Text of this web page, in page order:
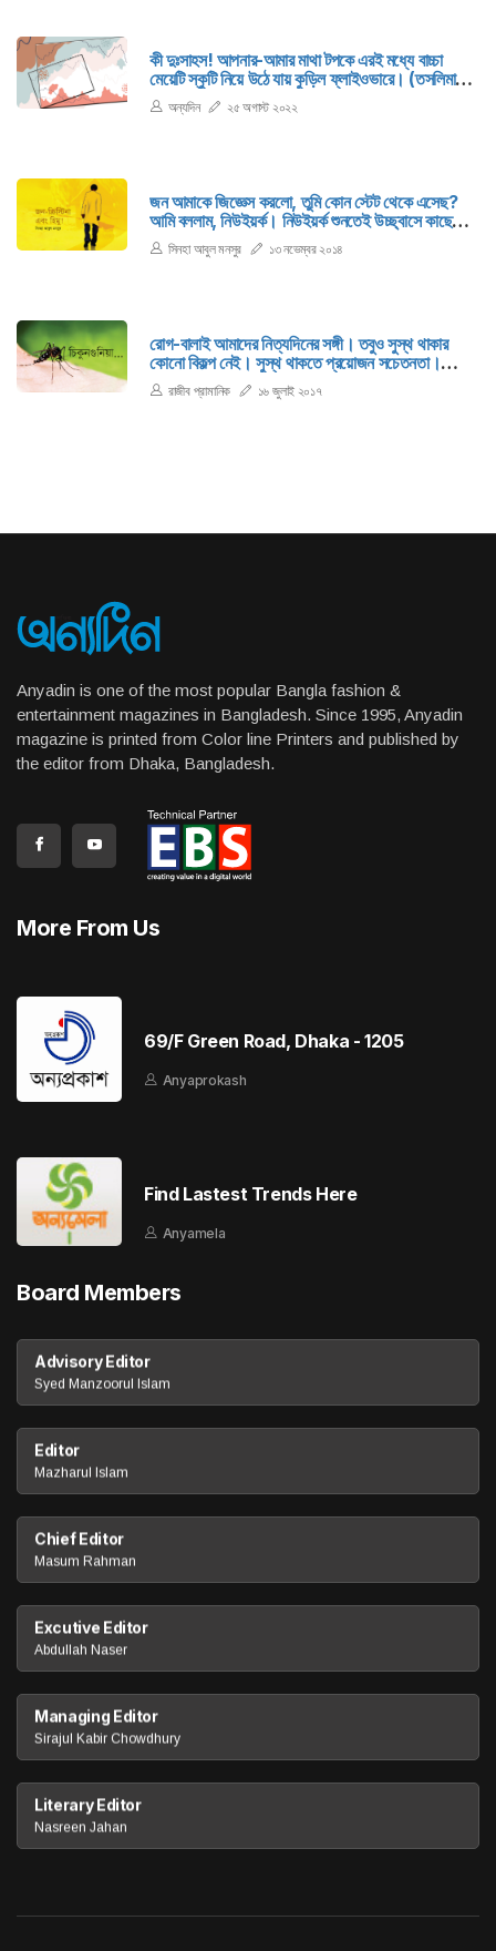
কী দুঃসাহস! আপনার-আমার মাথা টপকে এরই মধ্যে বাচ্চা
মেয়েটি স্কুটি নিয়ে উঠে যায় কুড়িল ফ্লাইওভারে। (তসলিমা
নাসরিনের মতো) সেও কি-না ভাবছে, দুনিয়াটাকে ভড়কে দেবে!
দেবেই তো। দেবেই তো। একশবার দেবে।
অন্যদিন ২৫ অগাস্ট ২০২২
জন আমাকে জিজ্ঞেস করলো, তুমি কোন স্টেট থেকে এসেছ?
আমি বললাম, নিউইয়র্ক। নিউইয়র্ক শুনতেই উচ্ছ্বাসে কাছে
এগিয়ে এল ক্রিস্টিনা।
সিনহা আবুল মনসুর ১৩ নভেম্বর ২০১৪
রােগ-বালাই আমাদের নিত্যদিনের সঙ্গী। তবুও সুস্থ থাকার
কোনাে বিকল্প নেই। সুস্থ থাকতে প্রয়ােজন সচেতনতা।
সম্প্রতি এক নতুন রােগের মােকাবেলা করতে হচ্ছে।
রাজধানীবাসীকে। নাম চিকুনগুনিয়া।
রাজীব প্রামানিক ১৬ জুলাই ২০১৭
Anyadin is one of the most popular Bangla fashion &
entertainment magazines in Bangladesh. Since 1995, Anyadin
magazine is printed from Color line Printers and published by
the editor from Dhaka, Bangladesh.
More From Us
69/F Green Road, Dhaka - 1205
Anyaprokash
Find Lastest Trends Here
Anyamela
Board Members
Advisory Editor
Syed Manzoorul Islam
Editor
Mazharul Islam
Chief Editor
Masum Rahman
Excutive Editor
Abdullah Naser
Managing Editor
Sirajul Kabir Chowdhury
Literary Editor
Nasreen Jahan